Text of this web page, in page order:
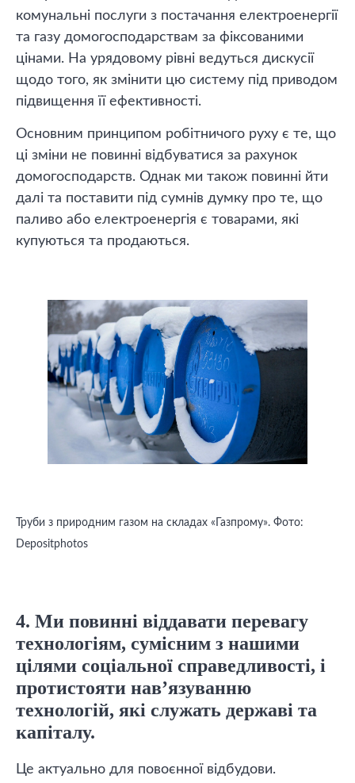
комунальні послуги з постачання електроенергії
та газу домогосподарствам за фіксованими
цінами. На урядовому рівні ведуться дискусії
щодо того, як змінити цю систему під приводом
підвищення її ефективності.
Основним принципом робітничого руху є те, що
ці зміни не повинні відбуватися за рахунок
домогосподарств. Однак ми також повинні йти
далі та поставити під сумнів думку про те, що
паливо або електроенергія є товарами, які
купуються та продаються.
Труби з природним газом на складах «Газпрому». Фото:
Depositphotos
4. Ми повинні віддавати перевагу
технологіям, сумісним з нашими
цілями соціальної справедливості, і
протистояти нав’язуванню
технологій, які служать державі та
капіталу.
Це актуально для повоєнної відбудови.